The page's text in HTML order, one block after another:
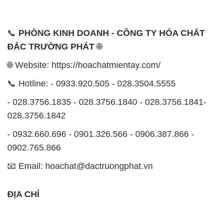
📞 PHÒNG KINH DOANH - CÔNG TY HÓA CHẤT
ĐẮC TRƯỜNG PHÁT🌐
🌐 Website: https://hoachatmientay.com/
📞 Hotline: - 0933.920.505 - 028.3504.5555
- 028.3756.1835 - 028.3756.1840 - 028.3756.1841-
028.3756.1842
- 0932.660.696 - 0901.326.566 - 0906.387.866 -
0902.765.866
📧 Email: hoachat@dactruongphat.vn
ĐỊA CHỈ